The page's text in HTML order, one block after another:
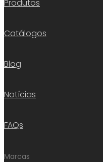
Produtos
Catálogos
Blog
Notícias
FAQs
Marcas